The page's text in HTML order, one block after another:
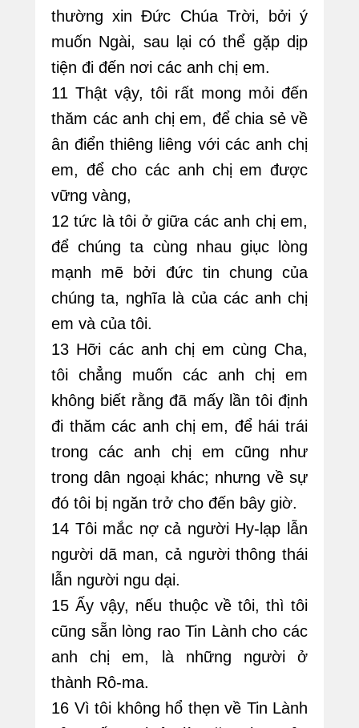
thường xin Đức Chúa Trời, bởi ý
muốn Ngài, sau lại có thể gặp dịp
tiện đi đến nơi các anh chị em.
11 Thật vậy, tôi rất mong mỏi đến
thăm các anh chị em, để chia sẻ về
ân điển thiêng liêng với các anh chị
em, để cho các anh chị em được
vững vàng,
12 tức là tôi ở giữa các anh chị em,
để chúng ta cùng nhau giục lòng
mạnh mẽ bởi đức tin chung của
chúng ta, nghĩa là của các anh chị
em và của tôi.
13 Hỡi các anh chị em cùng Cha,
tôi chẳng muốn các anh chị em
không biết rằng đã mấy lần tôi định
đi thăm các anh chị em, để hái trái
trong các anh chị em cũng như
trong dân ngoại khác; nhưng về sự
đó tôi bị ngăn trở cho đến bây giờ.
14 Tôi mắc nợ cả người Hy-lạp lẫn
người dã man, cả người thông thái
lẫn người ngu dại.
15 Ấy vậy, nếu thuộc về tôi, thì tôi
cũng sẵn lòng rao Tin Lành cho các
anh chị em, là những người ở
thành Rô-ma.
16 Vì tôi không hổ thẹn về Tin Lành